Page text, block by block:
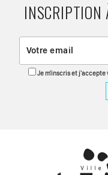
INSCRIPTION
Je m'inscris et